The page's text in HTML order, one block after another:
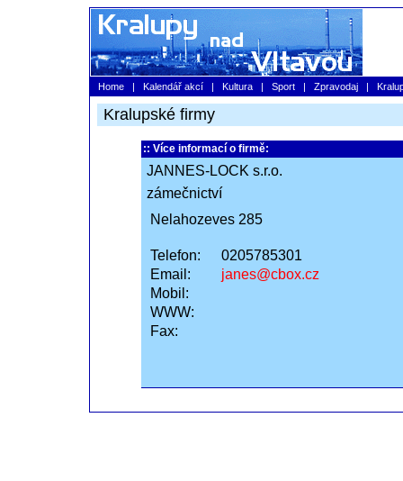
Home | Kalendář akcí | Kultura | Sport | Zpravodaj |
Kralupské firmy
:: Více informací o firmě:
JANNES-LOCK s.r.o.
zámečnictví
Nelahozeves 285
Telefon:
0205785301
Email:
janes@cbox.cz
Mobil:
WWW:
Fax: